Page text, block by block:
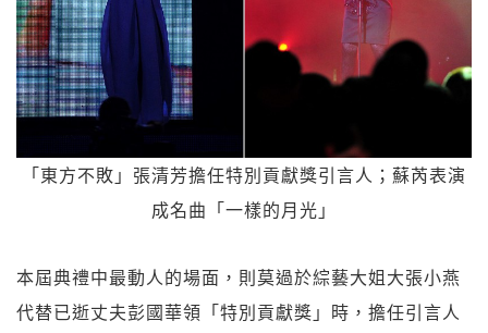
「東方不敗」張清芳擔任特別貢獻獎引言人；蘇芮表演
成名曲「一樣的月光」
本屆典禮中最動人的場面，則莫過於綜藝大姐大張小燕
代替已逝丈夫彭國華領「特別貢獻獎」時，擔任引言人